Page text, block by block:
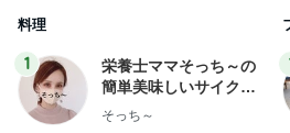
料理
1
栄養士ママそっち～の
簡単美味しいサイクル
献立
そっち～